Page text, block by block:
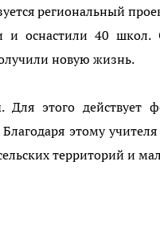
региональный
и оснастили 40 школ.
новую жизнь.
этого действует
этому
территорий и